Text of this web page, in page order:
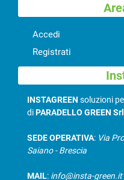
Accedi
Registrati
INSTAGREEN soluzioni
diPARADELLO GREEN Srl
SEDE OPERATIVA: Via
Saiano - Brescia
MAIL: info@insta-green.it